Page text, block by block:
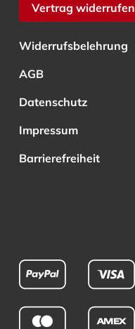
Vertrag widerrufen
Widerrufsbelehrung
AGB
Datenschutz
Impressum
Barrierefreiheit